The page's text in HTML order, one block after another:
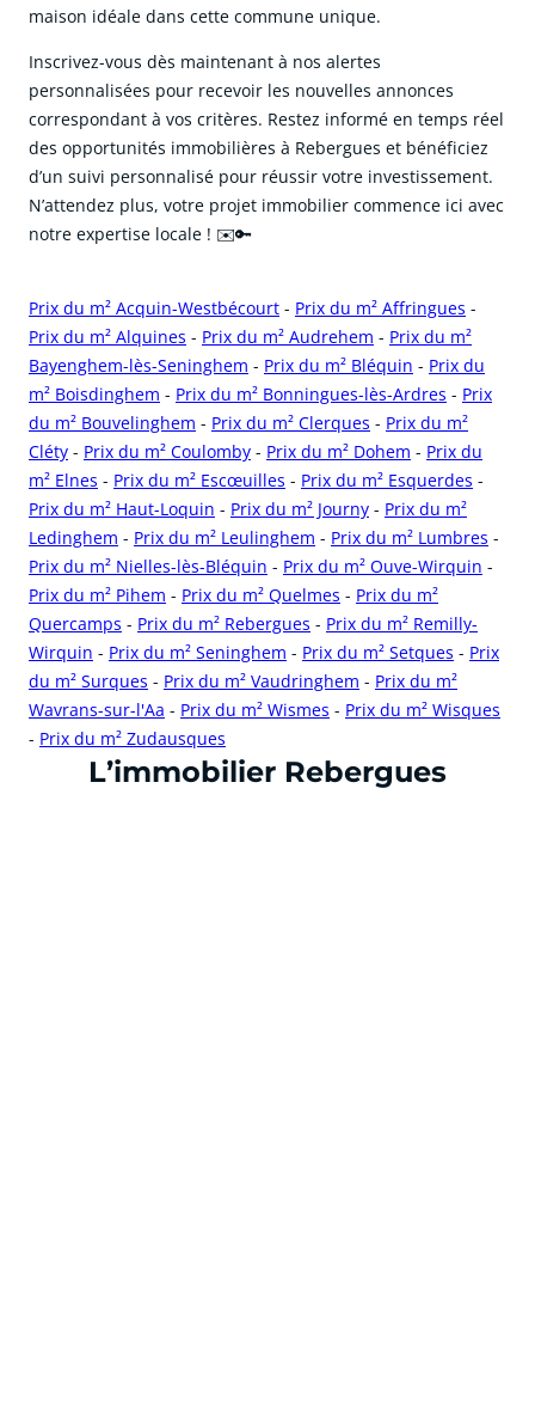
maison idéale dans cette commune unique.
Inscrivez-vous dès maintenant à nos alertes
personnalisées pour recevoir les nouvelles annonces
correspondant à vos critères. Restez informé en temps réel
des opportunités immobilières à Rebergues et bénéficiez
d’un suivi personnalisé pour réussir votre investissement.
N’attendez plus, votre projet immobilier commence ici avec
notre expertise locale ! ✉️🔑
Prix du m² Acquin-Westbécourt - Prix du m² Affringues -
Prix du m² Alquines - Prix du m² Audrehem - Prix du m²
Bayenghem-lès-Seninghem - Prix du m² Bléquin - Prix du
m² Boisdinghem - Prix du m² Bonningues-lès-Ardres - Prix
du m² Bouvelinghem - Prix du m² Clerques - Prix du m²
Cléty - Prix du m² Coulomby - Prix du m² Dohem - Prix du
m² Elnes - Prix du m² Escœuilles - Prix du m² Esquerdes -
Prix du m² Haut-Loquin - Prix du m² Journy - Prix du m²
Ledinghem - Prix du m² Leulinghem - Prix du m² Lumbres -
Prix du m² Nielles-lès-Bléquin - Prix du m² Ouve-Wirquin -
Prix du m² Pihem - Prix du m² Quelmes - Prix du m²
Quercamps - Prix du m² Rebergues - Prix du m² Remilly-
Wirquin - Prix du m² Seninghem - Prix du m² Setques - Prix
du m² Surques - Prix du m² Vaudringhem - Prix du m²
Wavrans-sur-l'Aa - Prix du m² Wismes - Prix du m² Wisques
- Prix du m² Zudausques
cliquer pour afficher plus du text
L’immobilier Rebergues